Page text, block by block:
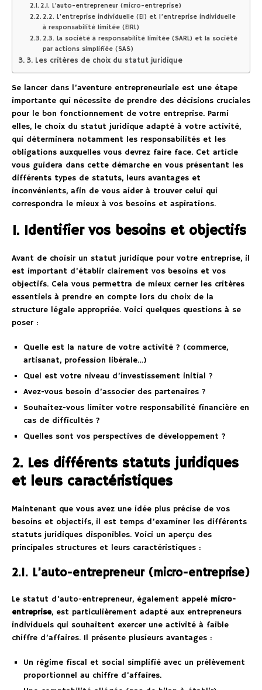
2.1. L’auto-entrepreneur (micro-entreprise)
2.2. L’entreprise individuelle (EI) et l’entreprise individuelle
à responsabilité limitée (EIRL)
2.3. La société à responsabilité limitée (SARL) et la société
par actions simplifiée (SAS)
3. Les critères de choix du statut juridique
Se lancer dans l’aventure entrepreneuriale est une étape
importante qui nécessite de prendre des décisions cruciales
pour le bon fonctionnement de votre entreprise. Parmi
elles, le choix du statut juridique adapté à votre activité,
qui déterminera notamment les responsabilités et les
obligations auxquelles vous devrez faire face. Cet article
vous guidera dans cette démarche en vous présentant les
différents types de statuts, leurs avantages et
inconvénients, afin de vous aider à trouver celui qui
correspondra le mieux à vos besoins et aspirations.
1. Identifier vos besoins et objectifs
Avant de choisir un statut juridique pour votre entreprise, il
est important d’établir clairement vos besoins et vos
objectifs. Cela vous permettra de mieux cerner les critères
essentiels à prendre en compte lors du choix de la
structure légale appropriée. Voici quelques questions à se
poser :
Quelle est la nature de votre activité ? (commerce,
artisanat, profession libérale…)
Quel est votre niveau d’investissement initial ?
Avez-vous besoin d’associer des partenaires ?
Souhaitez-vous limiter votre responsabilité financière en
cas de difficultés ?
Quelles sont vos perspectives de développement ?
2. Les différents statuts juridiques
et leurs caractéristiques
Maintenant que vous avez une idée plus précise de vos
besoins et objectifs, il est temps d’examiner les différents
statuts juridiques disponibles. Voici un aperçu des
principales structures et leurs caractéristiques :
2.1. L’auto-entrepreneur (micro-entreprise)
Le statut d’auto-entrepreneur, également appelé micro-
entreprise, est particulièrement adapté aux entrepreneurs
individuels qui souhaitent exercer une activité à faible
chiffre d’affaires. Il présente plusieurs avantages :
Un régime fiscal et social simplifié avec un prélèvement
proportionnel au chiffre d’affaires.